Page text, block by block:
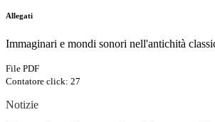
Allegati
Immaginari e mondi sonori nell'antichità
File PDF
Contatore click: 27
Notizie